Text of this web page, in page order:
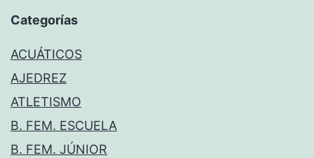
Categorías
ACUÁTICOS
AJEDREZ
ATLETISMO
B. FEM. ESCUELA
B. FEM. JÚNIOR